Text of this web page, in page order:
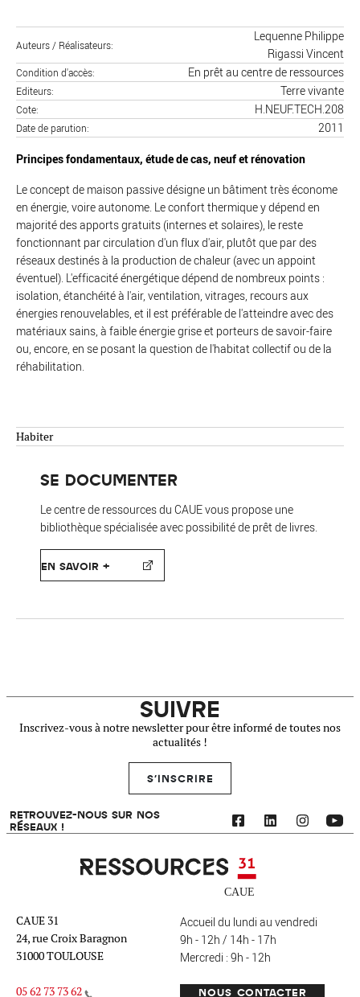
Habiter
SE DOCUMENTER
Le centre de ressources du CAUE vous propose une
bibliothèque spécialisée avec possibilité de prêt de livres.
EN SAVOIR +
Auteurs / Réalisateurs
Lequenne Philippe
Rigassi Vincent
Condition d'accès En prêt au centre de ressources
Editeurs Terre vivante
Cote H.NEUF.TECH.208
Date de parution 2011
Principes fondamentaux, étude de cas, neuf et rénovation
Le concept de maison passive désigne un bâtiment très économe
en énergie, voire autonome. Le confort thermique y dépend en
majorité des apports gratuits (internes et solaires), le reste
fonctionnant par circulation d'un flux d'air, plutôt que par des
réseaux destinés à la production de chaleur (avec un appoint
éventuel). L'efficacité énergétique dépend de nombreux points :
isolation, étanchéité à l'air, ventilation, vitrages, recours aux
énergies renouvelables, et il est préférable de l'atteindre avec des
matériaux sains, à faible énergie grise et porteurs de savoir-faire
ou, encore, en se posant la question de l'habitat collectif ou de la
réhabilitation.
SUIVRE
Inscrivez-vous à notre newsletter pour être informé de toutes nos
actualités !
S'INSCRIRE
RETROUVEZ-NOUS SUR NOS
RÉSEAUX !
Ressources 31
CAUE 31
24, rue Croix Baragnon
31000 TOULOUSE
05 62 73 73 62
Accueil du lundi au vendredi
9h - 12h / 14h - 17h
Mercredi : 9h - 12h
NOUS CONTACTER